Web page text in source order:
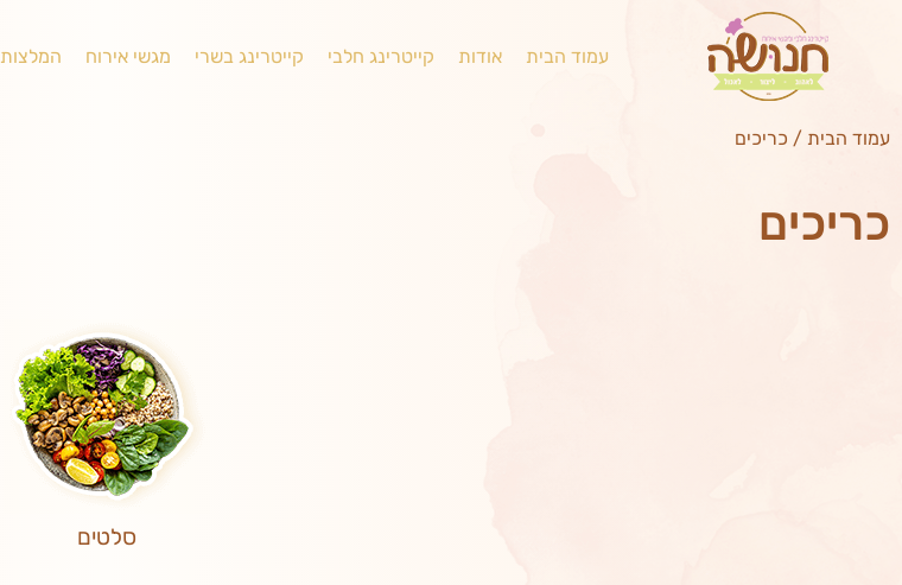
עמוד הבית אודות קייטרינג חלבי קייטרינג בשרי מגשי אירוח המלצות
עמוד הבית / כריכים
כריכים
סלטים